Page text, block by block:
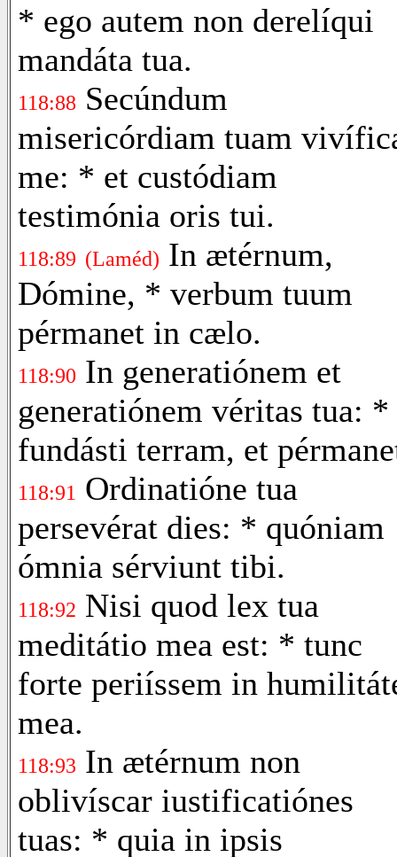
* ego autem non derelíqui
mandáta tua.
118:88 Secúndum
misericórdiam tuam
me: * et custódiam
testimónia oris tui.
118:89 (Laméd) In ætérnum,
Dómine, * verbum tuum
pérmanet in cælo.
118:90 In generatiónem et
generatiónem véritas tua: *
fundásti terram, et
118:91 Ordinatióne tua
persevérat dies: * quóniam
ómnia sérviunt tibi.
118:92 Nisi quod lex tua
meditátio mea est: * tunc
forte periíssem in
mea.
118:93 In ætérnum non
oblivíscar iustificatiónes
tuas: * quia in ipsis